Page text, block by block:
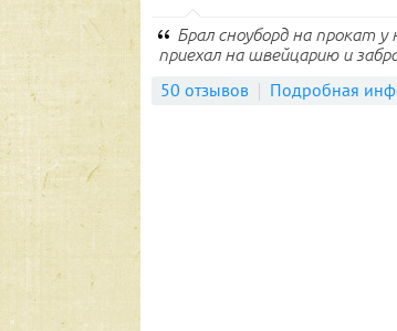
Брал сноуборд на прокат
приехал на швейцарию и
50 отзывов Подробная